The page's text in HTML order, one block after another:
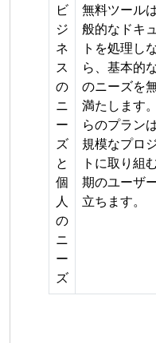
ビ
ジ
ネ
ス
の
ニ
ー
ズ
と
個
人
の
ニ
ー
ズ
無料ツール
般的なドキ
トを処理し
ら、基本的
のニーズを
満たします
らのプラン
規模なプロ
トに取り組
期のユーザ
立ちます。